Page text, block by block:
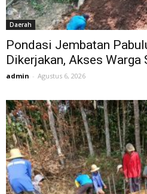
Daerah
Pondasi Jembatan
Dikerjakan, Akses Warga
admin - Agustus 6, 2026